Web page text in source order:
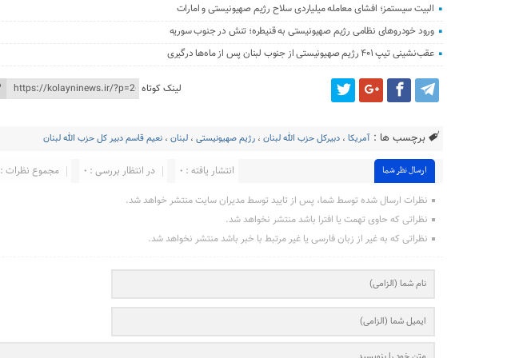
البیت سیستمز؛ افشای معامله میلیاردی سلاح رژیم صهیونیستی و امارات
ورود خودروهای نظامی رژیم صهیونیستی به قنیطره؛ تنش در جنوب سوریه
عقب‌نشینی تیپ ۴۰۱ رژیم صهیونیستی از جنوب لبنان پس از ماه‌ها درگیری
لینک کوتاه
برچسب ها : آمریکا ،دبیرکل حزب الله لبنان ،رژیم صهیونیستی ،لبنان ،نعیم قاسم دبیر کل حزب الله لبنان
ارسال نظر شما مجموع نظرات : 0 در انتظار بررسی : 0 انتشار یافته : ۰
نظرات ارسال شده توسط شما، پس از تایید توسط مدیران سایت منتشر خواهد شد.
نظراتی که حاوی تهمت یا افترا باشد منتشر نخواهد شد.
نظراتی که به غیر از زبان فارسی یا غیر مرتبط با خبر باشد منتشر نخواهد شد.